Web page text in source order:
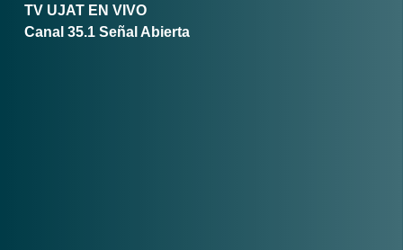
TV UJAT EN VIVO
Canal 35.1 Señal Abierta